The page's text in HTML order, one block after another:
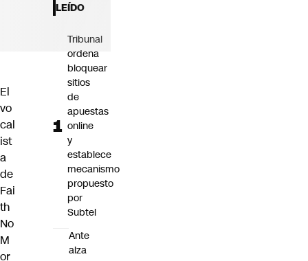
El
vo
cal
ist
a
de
Fai
th
No
M
or
LEÍDO
Tribunal
ordena
bloquear
sitios
de
apuestas
online
y
establece
mecanismo
propuesto
por
Subtel
Ante
alza